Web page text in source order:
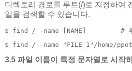
디렉토리 경로를 루트(/)로 지정하여
일을 검색할 수 있습니다.
$ find / -name [NAME]         # 루트
$ find / -name "FILE_1"/home/
3.5 파일 이름이 특정 문자열로 시작